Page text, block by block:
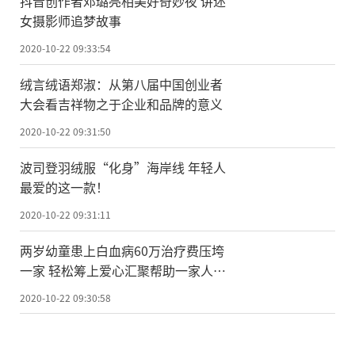
女摄影师追梦故事
2020-10-22 09:33:54
绒言绒语郑淑：从第八届中国创业者
大会看吉祥物之于企业和品牌的意义
2020-10-22 09:31:50
波司登羽绒服“化身”海岸线 年轻人
最爱的这一款！
2020-10-22 09:31:11
两岁幼童患上白血病60万治疗费压垮
一家 轻松筹上爱心汇聚帮助一家人重
2020-10-22 09:30:58